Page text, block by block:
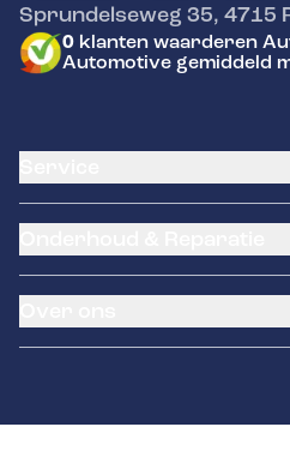
Sprundelseweg 35, 4715
0 klanten waarderen
Automotive gemiddeld
Banden service
Klantenkaart
Schade en reparatie